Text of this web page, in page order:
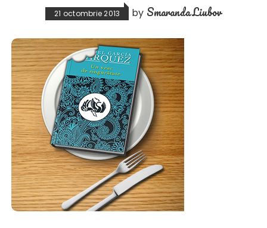
21 octombrie 2013 by Smaranda Liubov